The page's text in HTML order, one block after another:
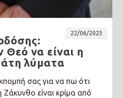
90,2
22/06/2023
Θεό να είναι η
λύματα
σας για να πω ότι
Ζάκυνθο είναι κρίμα από